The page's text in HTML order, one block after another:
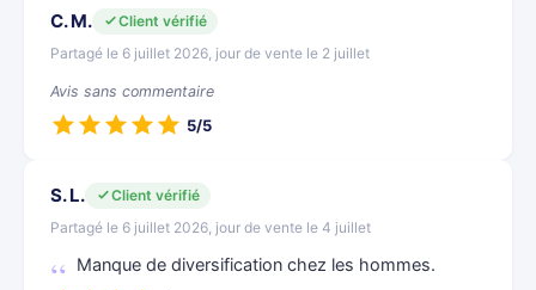
C. M.
Client vérifié
Partagé le 6 juillet 2026, jour de vente le 2 juillet
Avis sans commentaire
5/5
S. L.
Client vérifié
Partagé le 6 juillet 2026, jour de vente le 4 juillet
Manque de diversification chez les hommes.